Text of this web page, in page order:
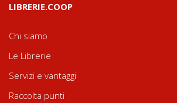
LIBRERIE.COOP
Chi siamo
Le Librerie
Servizi e vantaggi
Raccolta punti